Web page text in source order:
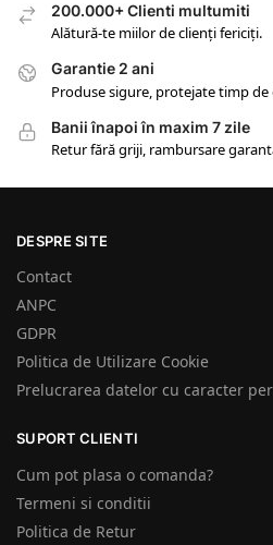
200.000+ Clienti multumiti
Alătură-te miilor de clienți fericiți.
Garantie 2 ani
Produse sigure, protejate timp de
Banii înapoi în maxim 7 zile
Retur fără griji, rambursare
DESPRE SITE
Contact
ANPC
GDPR
Politica de Utilizare Cookie
Prelucrarea datelor cu caracter
SUPORT CLIENTI
Cum pot plasa o comanda?
Termeni si conditii
Politica de Retur